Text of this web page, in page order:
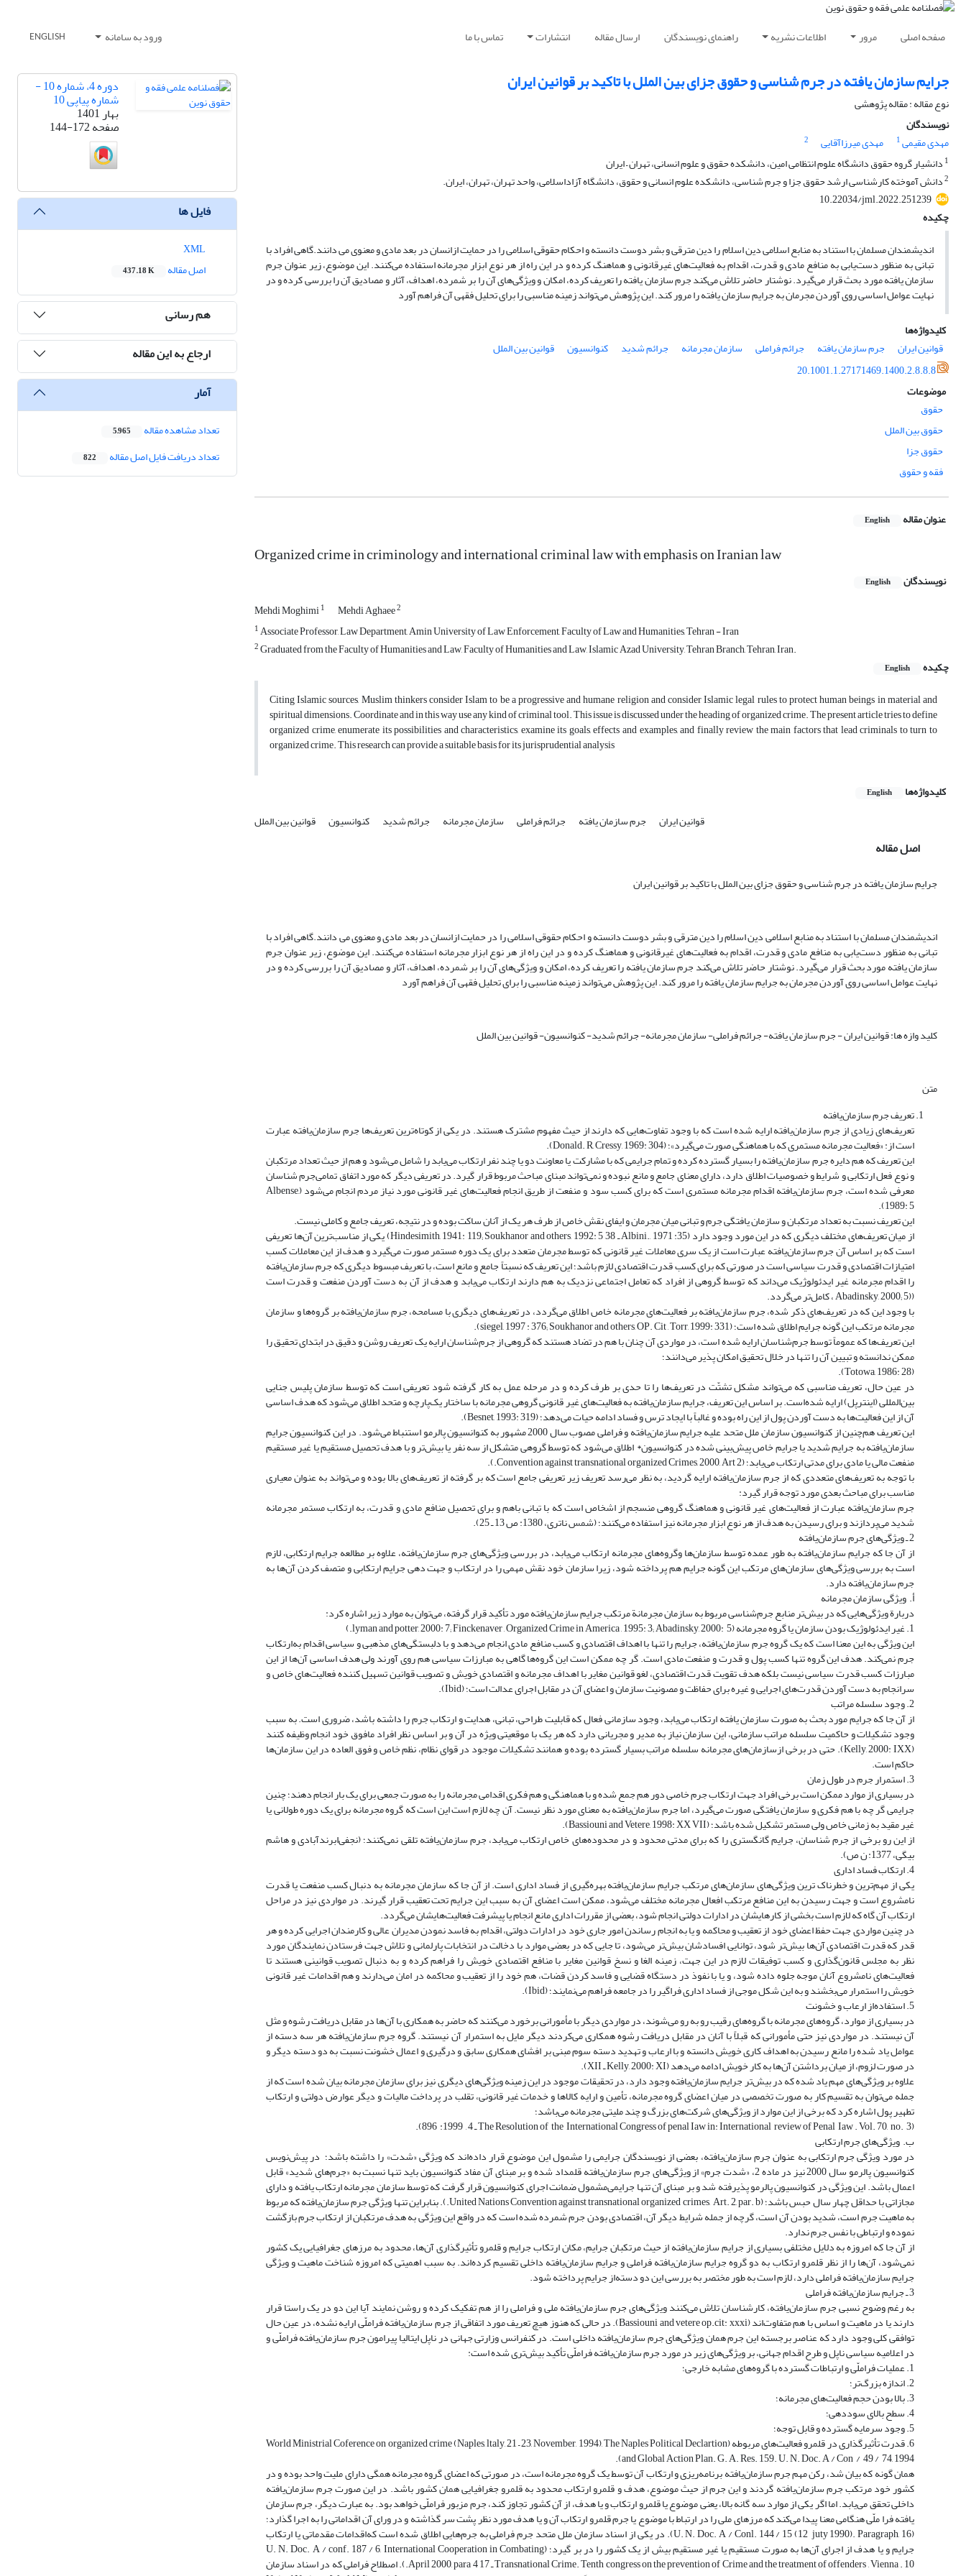
صفحه اصلی مرور اطلاعات نشریه راهنمای نویسندگان ارسال مقاله انتشارات تماس با ما ورود به سامانه ENGLISH
جرایم سازمان یافته در جرم شناسی و حقوق جزای بین الملل با تاکید بر قوانین ایران
نوع مقاله : مقاله پژوهشی
نویسندگان
مهدی مقیمی1 مهدی میرزاآقایی
2
1 دانشیار گروه حقوق دانشگاه علوم انتظامی امین، دانشکده حقوق و علوم انسانی، تهران – ایران
2دانش آموخته کارشناسی ارشد حقوق جزا و جرم شناسی، دانشکده علوم انسانی و حقوق، دانشگاه آزاداسلامی، واحد تهران، تهران، ایران.
10.22034/jml.2022.251239
چکیده
اندیشمندان مسلمان با استناد به منابع اسلامی دین اسلام را دین مترقی و بشر دوست دانسته و احکام حقوقی اسلامی را در حمایت ازانسان در بعد مادی و معنوی می دانند.گاهی افراد با
تبانی به منظور دست‌یابی به منافع مادی و قدرت، اقدام به فعالیت‌های غیرقانونی و هماهنگ کرده و در این راه از هر نوع ابزار مجرمانه استفاده می‌کنند. این موضوع، زیر عنوان جرم
سازمان یافته مورد بحث قرار می‌گیرد. نوشتار حاضر تلاش می‌کند جرم سازمان یافته را تعریف کرده، امکان و ویژگی‌های آن را بر شمرده، اهداف، آثار و مصادیق آن را بررسی کرده و در
نهایت عوامل اساسی روی آوردن مجرمان به جرایم سازمان یافته را مرور کند. این پژوهش می‌تواند زمینه مناسبی را برای تحلیل فقهی آن فراهم آورد
کلیدواژه‌ها
قوانین ایران
جرم سازمان یافته جرائم فراملی سازمان مجرمانه جرائم شدید کنوانسیون
قوانین بین الملل
20.1001.1.27171469.1400.2.8.8.8
موضوعات
حقوق
حقوق بین الملل
حقوق جزا
فقه و حقوق
عنوان مقاله English
Organized crime in criminology and international criminal law with emphasis on Iranian law
نویسندگان English
Mehdi Moghimi1 Mehdi Aghaee2
1Associate Professor, Law Department, Amin University of Law Enforcement, Faculty of Law and Humanities, Tehran - Iran
2Graduated from the Faculty of Humanities and Law, Faculty of Humanities and Law, Islamic Azad University, Tehran Branch, Tehran, Iran.
چکیده
English
Citing Islamic sources, Muslim thinkers consider Islam to be a progressive and humane religion and consider Islamic legal rules to protect human beings in material and
spiritual dimensions. Coordinate and in this way use any kind of criminal tool. This issue is discussed under the heading of organized crime. The present article tries to define
organized crime, enumerate its possibilities and characteristics, examine its goals, effects and examples, and finally review the main factors that lead criminals to turn to
organized crime. This research can provide a suitable basis for its jurisprudential analysis
کلیدواژه‌ها English
قوانین ایران جرم سازمان یافته جرائم فراملی سازمان مجرمانه جرائم شدید کنوانسیون قوانین بین الملل
اصل مقاله
جرایم سازمان یافته در جرم شناسی و حقوق جزای بین الملل با تاکید بر قوانین ایران
اندیشمندان مسلمان با استناد به منابع اسلامی دین اسلام را دین مترقی و بشر دوست دانسته و احکام حقوقی اسلامی را در حمایت ازانسان در بعد مادی و معنوی می دانند.گاهی افراد با
تبانی به منظور دست‌یابی به منافع مادی و قدرت، اقدام به فعالیت‌های غیرقانونی و هماهنگ کرده و در این راه از هر نوع ابزار مجرمانه استفاده می‌کنند. این موضوع، زیر عنوان جرم
سازمان یافته مورد بحث قرار می‌گیرد. نوشتار حاضر تلاش می‌کند جرم سازمان یافته را تعریف کرده، امکان و ویژگی‌های آن را بر شمرده، اهداف، آثار و مصادیق آن را بررسی کرده و در
نهایت عوامل اساسی روی آوردن مجرمان به جرایم سازمان یافته را مرور کند. این پژوهش می‌تواند زمینه مناسبی را برای تحلیل فقهی آن فراهم آورد
کلید وازه ها: قوانین ایران - جرم سازمان یافته- جرائم فراملی- سازمان مجرمانه- جرائم شدید- کنوانسیون- قوانین بین الملل
متن
تعریف جرم سازمان‌یافته
تعریف‌‌های زیادی از جرم سازمان‌یافته ‌ارایه شده ‌است که با وجود تفاوت‌هایی که دارند از حیث مفهوم مشترک هستند. در یکی از کوتاه‌ترین تعریف‌ها جرم سازمان‌یافته عبارت
است از: «فعالیت مجرمانه مستمری که با هماهنگی صورت می‌گیرد»؛ (Donald. R, Cressy, 1969: 304).
این تعریف که هم دایره جرم سازمان‌یافته را بسیار گسترده کرده و تمام جرایمی که با مشارکت یا معاونت دو یا چند نفر ارتکاب می‌یابد را شامل می‌شود و هم از حیث تعداد مرتکبان
و نوع فعل ارتکابی و شرایط و خصوصیات اطلاق دارد، دارای معنای جامع و مانع نبوده و نمی‌تواند مبنای مباحث مربوط قرار گیرد. در تعریفی دیگر که مورد اتفاق تمامی‌جرم شناسان
معرفی شده است‌، جرم سازمان‌یافته ‌اقدام مجرمانه مستمری است که برای کسب سود و منفعت از طریق انجام فعالیت‌های غیر قانونی مورد نیاز مردم انجام می‌شود (Albense,
1989: 5).
این تعریف نسبت به تعداد مرتکبان و سازمان یافتگی جرم و تبانی میان مجرمان و ایفای نقش خاص از طرف هر یک از آنان ساکت بوده و در نتیجه، تعریف جامع و کاملی نیست.
از میان تعریف‌های مختلف دیگری که در این مورد وجود دارد (Albini., 1971 :35 ـ 38 Hindesimith, 1941: 119; Soukhanor and others, 1992: 5) یکی از مناسب‌ترین آن‌ها تعریفی
است که بر اساس آن جرم سازمان‌یافته عبارت است از یک سری معاملات غیر قانونی که توسط مجرمان متعدد برای یک دوره مستمر صورت می‌گیرد و هدف از این معاملات کسب
امتیازات اقتصادی و قدرت سیاسی است در صورتی که برای کسب قدرت اقتصادی لازم باشد؛ این تعریف که نسبتاً جامع و مانع است، با تعریف مبسوط دیگری که جرم سازمان‌یافته
را اقدام مجرمانه غیر ایدئولوژیک می‌داند که توسط گروهی از افراد که تعامل اجتماعی نزدیک به هم دارند ارتکاب می‌یابد و هدف از آن به دست آوردن منفعت و قدرت است
((Abadinsky, 2000; 5 ، کامل‌تر می‌گردد.
با وجود این که در تعریف‌های ذکر شده، جرم سازمان‌یافته بر فعالیت‌های مجرمانه خاص اطلاق می‌گردد، در تعریف‌های دیگری با مسامحه، جرم سازمان‌یافته بر گروه‌ها و سازمان
مجرمانه مرتکب این گونه جرایم اطلاق شده ‌است؛ (siegel, 1997 : 376; Soukhanor and others, OP. Cit , Torr, 1999: 331).
این تعریف‌ها که عموماً توسط جرم‌شناسان ارایه شده ‌است، در مواردی آن چنان با هم در تضاد هستند که گروهی از جرم‌شناسان ارایه یک تعریف روشن و دقیق در ابتدای تحقیق را
ممکن ندانسته و تبیین آن را تنها در خلال تحقیق امکان پذیر می‌دانند؛
(Totowa, 1986: 28).
در عین حال، تعریف مناسبی که می‌تواند مشکل تشتّت در تعریف‌ها را تا حدی بر طرف کرده و در مرحله عمل به کار گرفته شود تعریفی است که توسط سازمان پلیس جنایی
بین‌المللی (اینترپل) ارایه شده‌است. بر اساس این تعریف، جرایم سازمان‌یافته به فعالیت‌های غیر قانونی گروهی مجرمانه با ساختار یک‌پارچه و متحد اطلاق می‌شود که هدف اساسی
آن از این فعالیت‌ها به دست آوردن پول از این راه بوده و غالباً با ایجاد ترس و فساد ادامه حیات می‌دهد؛ (Besnet, 1993: 319).
این تعریف هم‌چنین از کنوانسیون سازمان ملل متحد علیه جرایم سازمان‌یافته و فراملی مصوب سال 2000 مشهور به کنوانسیون پالرمو استنباط می‌شود. در این کنوانسیون جرایم
سازمان‌یافته به جرایم شدید یا جرایم خاص پیش‌بینی شده در کنوانسیون* اطلاق می‌شود که توسط گروهی متشکل از سه نفر یا بیش‌تر و با هدف تحصیل مستقیم یا غیر مستقیم
منفعت مالی یا مادی برای مدتی ارتکاب می‌یابد؛ (Convention against transnational organized Crimes, 2000, Art 2.).
با توجه به تعریف‌های متعددی که ‌از جرم سازمان‌یافته‌ ارایه گردید، به نظر می‌رسد تعریف زیر تعریفی جامع است که بر گرفته‌ از تعریف‌های بالا بوده و می‌تواند به عنوان معیاری
مناسب برای مباحث بعدی مورد توجه قرار گیرد:
جرم سازمان‌یافته عبارت از فعالیت‌های غیر قانونی و هماهنگ گروهی منسجم از اشخاص است که با تبانی باهم و برای تحصیل منافع مادی و قدرت، به ‌ارتکاب مستمر مجرمانه
شدید می‌پردازند و برای رسیدن به هدف از هر نوع ابزار مجرمانه نیز استفاده می‌کنند؛ (شمس ناتری، 1380: ص 13 ـ 25).
2 ـ ویژگی‌های جرم سازمان‌یافته
از آن جا که جرایم سازمان‌یافته به طور عمده توسط سازمان‌ها وگروه‌های مجرمانه ارتکاب می‌یابد، در بررسی ویژگی‌های جرم سازمان‌یافته، علاوه بر مطالعه جرایم ارتکابی، لازم
است به بررسی ویژگی‌های سازمان‌های مرتکب این گونه جرایم هم پرداخته شود، زیرا سازمان خود نقش مهمی‌ را در ارتکاب و جهت دهی جرایم ارتکابی و متصف کردن آن‌ها به
جرم سازمان‌یافته دارد.
أ. ویژگی سازمان مجرمانه
دربارة ویژگی‌هایی که در بیش‌تر منابع جرم‌شناسی مربوط به سازمان مجرمانة مرتکب جرایم سازمان‌یافته مورد تأکید قرار گرفته‌، می‌توان به موارد زیر اشاره کرد:
1. غیر ایدئولوژیک بودن سازمان یا گروه مجرمانه (lyman and potter, 2000: 7; Finckenaver , Organized Crime in America , 1995: 3; Abadinsky, 2000: 5.)
این ویژگی به این معنا است که یک گروه جرم سازمان‌یافته، جرایم را تنها با اهداف اقتصادی و کسب منافع مادی انجام می‌دهد و با دلبستگی‌های مذهبی و سیاسی اقدام به‌ارتکاب
جرم نمی‌کند. هدف این گروه تنها کسب پول و قدرت و منفعت مادی است. گر چه ممکن است این گروه‌ها گاهی به مبارزات سیاسی هم روی آورند ولی هدف اساسی آن‌ها از این
مبارزات کسب قدرت سیاسی نیست بلکه هدف تقویت قدرت اقتصادی، لغو قوانین مغایر با اهداف مجرمانه و اقتصادی خویش و تصویب قوانین تسهیل کننده فعالیت‌های خاص و
سرانجام به دست آوردن قدرت‌های اجرایی و غیره برای حفاظت و مصونیت سازمان و اعضای آن در مقابل اجرای عدالت است؛ (Ibid).
2. وجود سلسله مراتب
از آن جا که جرایم مورد بحث به صورت سازمان ‌یافته ‌ارتکاب می‌یابد، وجود سازمانی فعال که قابلیت طراحی، تبانی، هدایت و ارتکاب جرم را داشته باشد، ضروری است. به سبب
وجود تشکیلات و حاکمیت سلسله مراتب سازمانی، این سازمان نیاز به مدیر و مجریانی دارد که هر یک با موقعیتی ویژه در آن و بر اساس نظر افراد مافوق خود انجام وظیفه ‌کنند
(Kelly, 2000: IXX). حتی در برخی ازسازمان‌های مجرمانه سلسله مراتب بسیار گسترده بوده و همانند تشکیلات موجود در قوای نظام، نظم خاص و فوق العاده در این سازمان‌ها
حاکم است.
3. استمرار جرم در طول زمان
در بسیاری از موارد ممکن است برخی افراد جهت ارتکاب جرم خاصی دور هم جمع شده و با هماهنگی و هم‌ فکری اقدامی ‌مجرمانه را به صورت جمعی برای یک بار انجام دهند؛ چنین
جرایمی‌ گر چه با هم فکری و سازمان یافتگی صورت می‌گیرد، اما جرم سازمان‌یافته به معنای مورد نظر نیست. آن چه لازم است این است که گروه مجرمانه برای یک دوره طولانی یا
غیر مقید به زمانی خاص ولی مستمر تشکیل شده باشد؛ (Bassiouni and Vetere, 1998: XX VII).
از این رو برخی از جرم شناسان، جرایم گانگستری را که برای مدتی محدود و در محدوده‌های خاص ارتکاب می‌یابد، جرم سازمان‌یافته تلقی نمی‌کنند؛ (نجفی‌ابرندآبادی و هاشم
بیگی، 1377: ن ص).
4. ارتکاب فساد اداری
یکی از مهم‌ترین و خطرناک ترین ویژگی‌های سازمان‌های مرتکب جرایم سازمان‌یافته بهره‌گیری از فساد اداری است. از آن جا که سازمان مجرمانه به دنبال کسب منفعت یا قدرت
نامشروع است و جهت رسیدن به ‌این منافع مرتکب افعال مجرمانه مختلف می‌شود، ممکن است اعضای آن به سبب این جرایم تحت تعقیب قرار گیرند. در مواردی نیز در مراحل
ارتکاب آن گاه که لازم است بخشی از کارهایشان در ادارات دولتی انجام شود، بعضی از مقررات اداری مانع انجام یا پیشرفت فعالیت‌هایشان می‌گردد.
در چنین مواردی جهت حفظ اعضای خود از تعقیب و محاکمه و یا به ‌انجام رساندن امور جاری خود در ادارات دولتی، اقدام به فاسد نمودن مدیران عالی و کارمندان اجرایی کرده و هر
قدر که قدرت اقتصادی آن‌ها بیش‌تر شود، توانایی افسادشان بیش‌تر می‌شود، تا جایی که در بعضی موارد با دخالت در انتخابات پارلمانی و تلاش جهت فرستادن نمایندگان مورد
نظر به مجلس قانون‌گذاری و کسب توفیقات لازم در این جهت، زمینه‌ الغا و نسخ قوانین مغایر با منافع اقتصادی خویش را فراهم کرده و به دنبال تصویب قوانینی هستند تا
فعالیت‌های نامشروع آنان موجه جلوه داده ‌شود، و یا با نفوذ در دستگاه قضایی و فاسد کردن قضات، هم خود را از تعقیب و محاکمه در امان می‌دارند و هم اقدامات غیر قانونی
خویش را استمرار می‌بخشند و به این شکل موجی از فساد اداری فراگیر را در جامعه فراهم می‌نمایند؛ (Ibid).
5. استفاده‌از ارعاب و خشونت
در بسیاری از موارد، گروه‌های مجرمانه با گروه‌های رقیب رو به رو می‌شوند، در مواردی دیگر با مأمورانی برخورد می‌کنند که حاضر به همکاری با آن‌ها در مقابل دریافت رشوه و مثل
آن نیستند. در مواردی نیز حتی مأمورانی که قبلاً با آنان در مقابل دریافت رشوه همکاری می‌کردند دیگر مایل به ‌استمرار آن نیستند. گروه جرم سازمان‌یافته هر سه دسته از
عوامل یاد شده را مانع رسیدن به ‌اهداف کاری خویش دانسته و با ارعاب و تهدید دسته سوم مبنی بر افشای همکاری سابق و درگیری و اعمال خشونت نسبت به دو دسته دیگر و
در صورت لزوم، از میان برداشتن آن‌ها به کار خویش ادامه می‌‌دهد (Kelly, 2000: XI ـ XII).
علاوه بر ویژگی‌های مهم یاد شده که در بیش‌تر جرایم سازمان‌یافته وجود دارد، در تحقیقات موجود در این زمینه ویژگی‌های دیگری نیز برای سازمان مجرمانه بیان شده ‌است که ‌از
جمله می‌توان به تقسیم کار به صورت تخصصی در میان اعضای گروه مجرمانه، تأمین و ارایه کالاها و خدمات غیر قانونی، تقلب در پرداخت مالیات و دیگر عوارض دولتی و ارتکاب
تطهیر پول اشاره کرد که برخی از این موارد از ویژگی‌های شرکت‌های بزرگ و چند ملیتی مجرمانه می‌باشد؛
(The Resolution of the International Congress of penal Iaw in: International review of Penal Iaw . Vol. 70, no. 3 ـ 4 , 1999: 896).
ب. ویژگی‌های جرم ارتکابی
در مورد ویژگی جرم ارتکابی به عنوان جرم سازمان‌یافته، بعضی از نویسندگان جرایمی‌ را مشمول این موضوع قرار داده‌اند که ویژگی «شدت» را داشته باشد؛ در پیش‌نویس
کنوانسیون پالرمو سال 2000 نیز در ماده 2، «شدت جرم» از ویژگی‌های جرم سازمان‌یافته قلمداد شده و بر مبنای آن مفاد کنوانسیون ‌باید تنها نسبت به «جرم‌های شدید» قابل
اعمال باشد. این ویژگی در کنوانسیون پالرمو پذیرفته شد و بر مبنای آن تنها جرایمی‌مشمول ضمانت اجرای کنوانسیون قرار گرفت که توسط سازمان مجرمانه ارتکاب یافته و دارای
مجازاتی با حداقل چهار سال حبس باشد؛ (United Nations Convention against transnational organized crimes, Art. 2, par. b.). بنابراین تنها ویژگی جرم سازمان‌یافته که مربوط
به ماهیت جرم است، شدید بودن آن است، گرچه ‌از جمله شرایط دیگر آن، اقتصادی بودن جرم شمرده شده‌ است که در واقع این ویژگی به هدف مرتکبان از ارتکاب جرم بازگشت
نموده و ارتباطی با نفس جرم ندارد.
از آن جا که ‌امروزه به دلایل مختلفی بسیاری از جرایم سازمان‌یافته ‌از حیث مرتکبان جرایم، مکان ارتکاب جرایم و قلمرو تأثیرگذاری آن‌ها، محدود به مرزهای جغرافیایی یک کشور
نمی‌شود، آن‌ها را از نظر قلمرو ارتکاب به دو گروه جرایم سازمان‌یافته فراملی و جرایم سازمان‌یافته داخلی تقسیم کرده‌اند. به سبب اهمیتی که ‌امروزه شناخت ماهیت و ویژگی
جرایم سازمان‌یافته فراملی دارد، لازم است به طور مختصر به بررسی این دو دسته‌از جرایم پرداخته شود.
3 ـ جرایم سازمان‌یافته فراملی
به رغم وضوح نسبی جرم سازمان‌یافته، کارشناسان تلاش می‌کنند ویژگی‌های جرم سازمان‌یافته ملی و فراملی را از هم تفکیک کرده و روشن نمایند آیا این دو در یک راستا قرار
دارند یا در ماهیت و اساس با هم متفاوت‌اند (Bassiouni and vetere op.cit: xxxi). در حالی که هنوز هیچ تعریف مورد اتفاقی از جرم سازمان‌یافته فراملّی ارایه نشده، در عین حال
توافقی کلی وجود دارد که عناصر برجسته ‌این جرم همان ویژگی‌های جرم سازمان‌یافته داخلی است. در کنفرانس وزارتی جهانی در ناپل ایتالیا پیرامون جرم سازمان‌یافته فراملّی و
در اعلامیه سیاسی ناپل و طرح اقدام جهانی، بر ویژگی‌های زیر در مورد جرم سازمان‌یافته فراملّی تأکید بیش‌تری شده ‌است:
1. عملیات فراملّی و ارتباطات گسترده با گروه‌های مشابه خارجی؛
2. اندازه بزرگ‌تر؛
3. بالا بودن حجم فعالیت‌های مجرمانه؛
4. سطح بالای سوددهی؛
5. وجود سرمایه گسترده و قابل توجه؛
6. قدرت تأثیرگذاری در قلمرو فعالیت‌های مربوطه (World Ministrial Coference on organized crime (Naples, ltaly, 21 – 23, November, 1994), The Naples Political Declartion
and Global Action Plan. G. A. Res. 159. U. N. Doc. A / Con / 49 / 74, 1994).
همان گونه که بیان شد، رکن مهم جرم سازمان‌یافته برنامه‌ریزی و ارتکاب آن توسط یک گروه مجرمانه است، در صورتی که ‌اعضای گروه مجرمانه همگی دارای ملیت واحد بوده و در
کشور خود مرتکب جرم سازمان‌یافته گردند و این جرم از حیث موضوع، هدف و قلمرو ارتکاب محدود به قلمرو جغرافیایی همان کشور باشد. در این صورت جرم سازمان‌یافته
داخلی تحقق می‌یابد. اما اگر یکی از موارد سه گانه بالا، یعنی موضوع یا قلمرو ارتکاب و یا هدف، از آن کشور تجاوز کند، جرم مزبور فراملّی خواهد بود. به عبارت دیگر، جرم سازمان
‌یافته فرا ملّی هنگامی‌ معنا پیدا می‌کند که مرزهای ملی را در ارتباط با موضوع یا جرم قلمرو ارتکاب آن و یا هدف مورد نظر پشت سر گذاشته و در ورای آن اقداماتی را به‌ اجرا گذارد؛
(U. N. Doc. A / Conl. 144 / 15 (12 juty 1990). Paragraph, 16). در یکی از اسناد سازمان ملل‌ متحد جرم فراملی به جرم‌هایی اطلاق شده‌ است که‌اقدامات مقدماتی یا ارتکاب
جرایم و یا هدف از اجرای آن‌ها به صورت مستقیم یا غیر مستقیم بیش از یک کشور را در بر گیرد؛ (U. N. Doc. A / conf. 187 / 6, International Cooperation in Combating
Transnational Crime. Tenth congress on the prevention of Crime and the treatment of offenders , Vienna . 10 ـ 17 April 2000, para 4.). اصطلاح فراملی که در اسناد سازمان
دوره 4، شماره 10 -
شماره پیاپی 10
بهار 1401
صفحه144-172
فایل ها
اصل مقاله
437.18 K
هم رسانی
ارجاع به این مقاله
آمار
تعداد مشاهده مقاله 5,965
تعداد دریافت فایل اصل مقاله 822